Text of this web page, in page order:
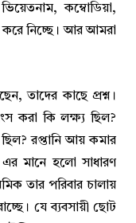
কম্বোডিয়া,
করে নিচ্ছে। আর আমরা
তাদের কাছে প্রশ্ন।
করা কি লক্ষ্য ছিল?
রপ্তানি আয় কমার
মানে হলো সাধারণ
তার পরিবার চালায়
যে ব্যবসায়ী ছোট